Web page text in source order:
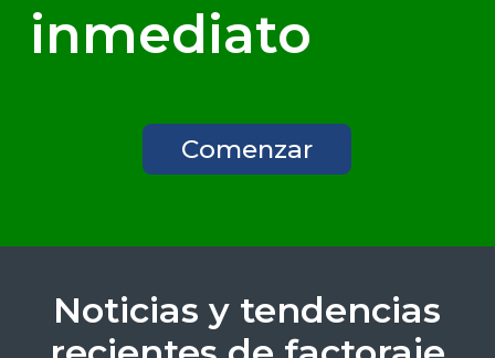
inmediato
Comenzar
Noticias y tendencias